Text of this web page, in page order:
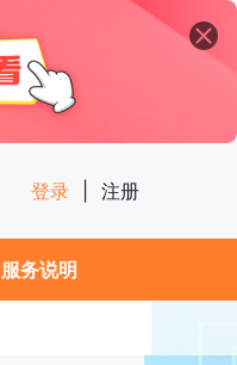
登录 注册
服务说明